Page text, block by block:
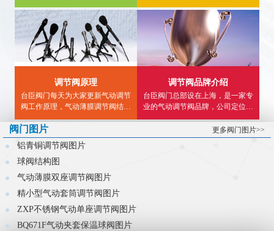
品、燃气等领域。内页详细介绍气
动调节阀使用案例、气动三通调节
阀工程案例、气动单座调节阀图
片、应用案例等供大家参考。
气动调节阀、气动薄膜调节阀,气
动单座调节阀、气动三通调节阀、
气动流量调节阀等...
调节阀原理
台臣阀门每天为大家更新气动调节
阀工作原理，气动薄膜调节阀结构
图，气动三通调节阀接线图,精小
型气动调节阀型号选型等知识...
调节阀品牌介绍
台臣阀门总部设在上海，是一家专
业的气动调节阀品牌，公司定位于
高端，致力于为用户提供高品质智
能调节阀，帮助广大用户解决流体
控制难题。
阀门图片 更多阀门图片>>
铝青铜调节阀图片
球阀结构图
气动薄膜双座调节阀图片
精小型气动套筒调节阀图片
ZXP不锈钢气动单座调节阀图片
BQ671F气动夹套保温球阀图片